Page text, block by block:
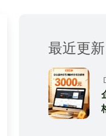
最近更新